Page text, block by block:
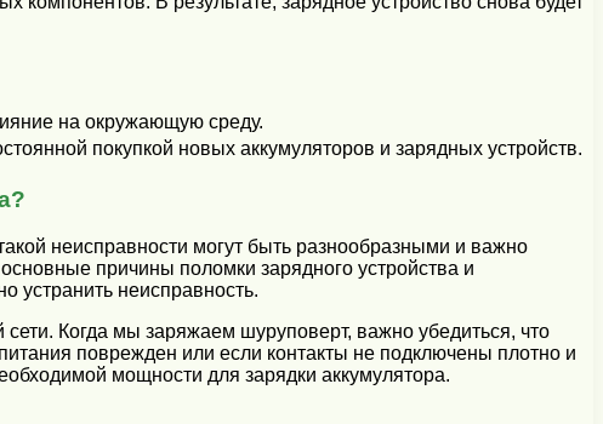
на окружающую среду.
покупкой новых аккумуляторов и зарядных устройств.
неисправности могут быть разнообразными и важно
причины поломки зарядного устройства и
устранить неисправность.
Когда мы заряжаем шуруповерт, важно убедиться, что
поврежден или если контакты не подключены плотно и
мощности для зарядки аккумулятора.